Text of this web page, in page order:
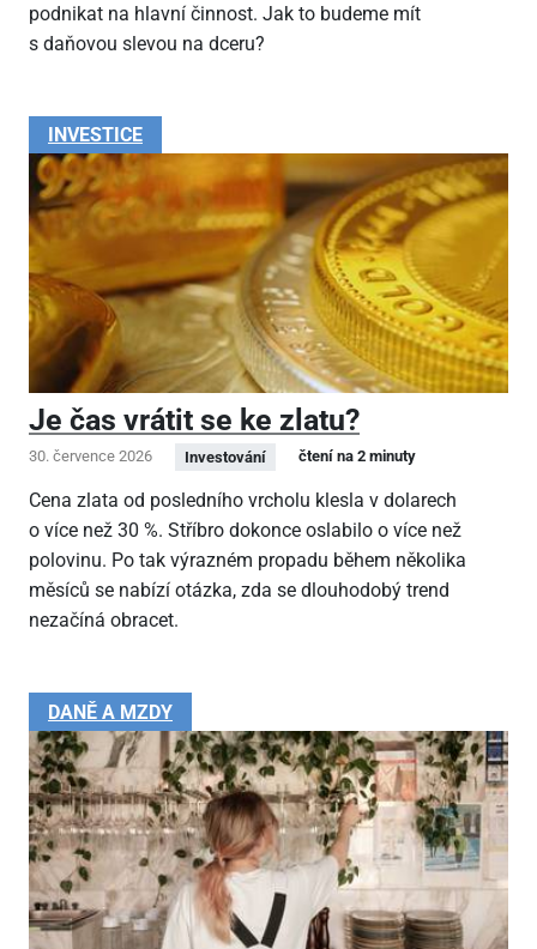
podnikat na hlavní činnost. Jak to budeme mít
s daňovou slevou na dceru?
INVESTICE
Je čas vrátit se ke zlatu?
30. července 2026 Investování čtení na 2 minuty
Cena zlata od posledního vrcholu klesla v dolarech
o více než 30 %. Stříbro dokonce oslabilo o více než
polovinu. Po tak výrazném propadu během několika
měsíců se nabízí otázka, zda se dlouhodobý trend
nezačíná obracet.
DANĚ A MZDY